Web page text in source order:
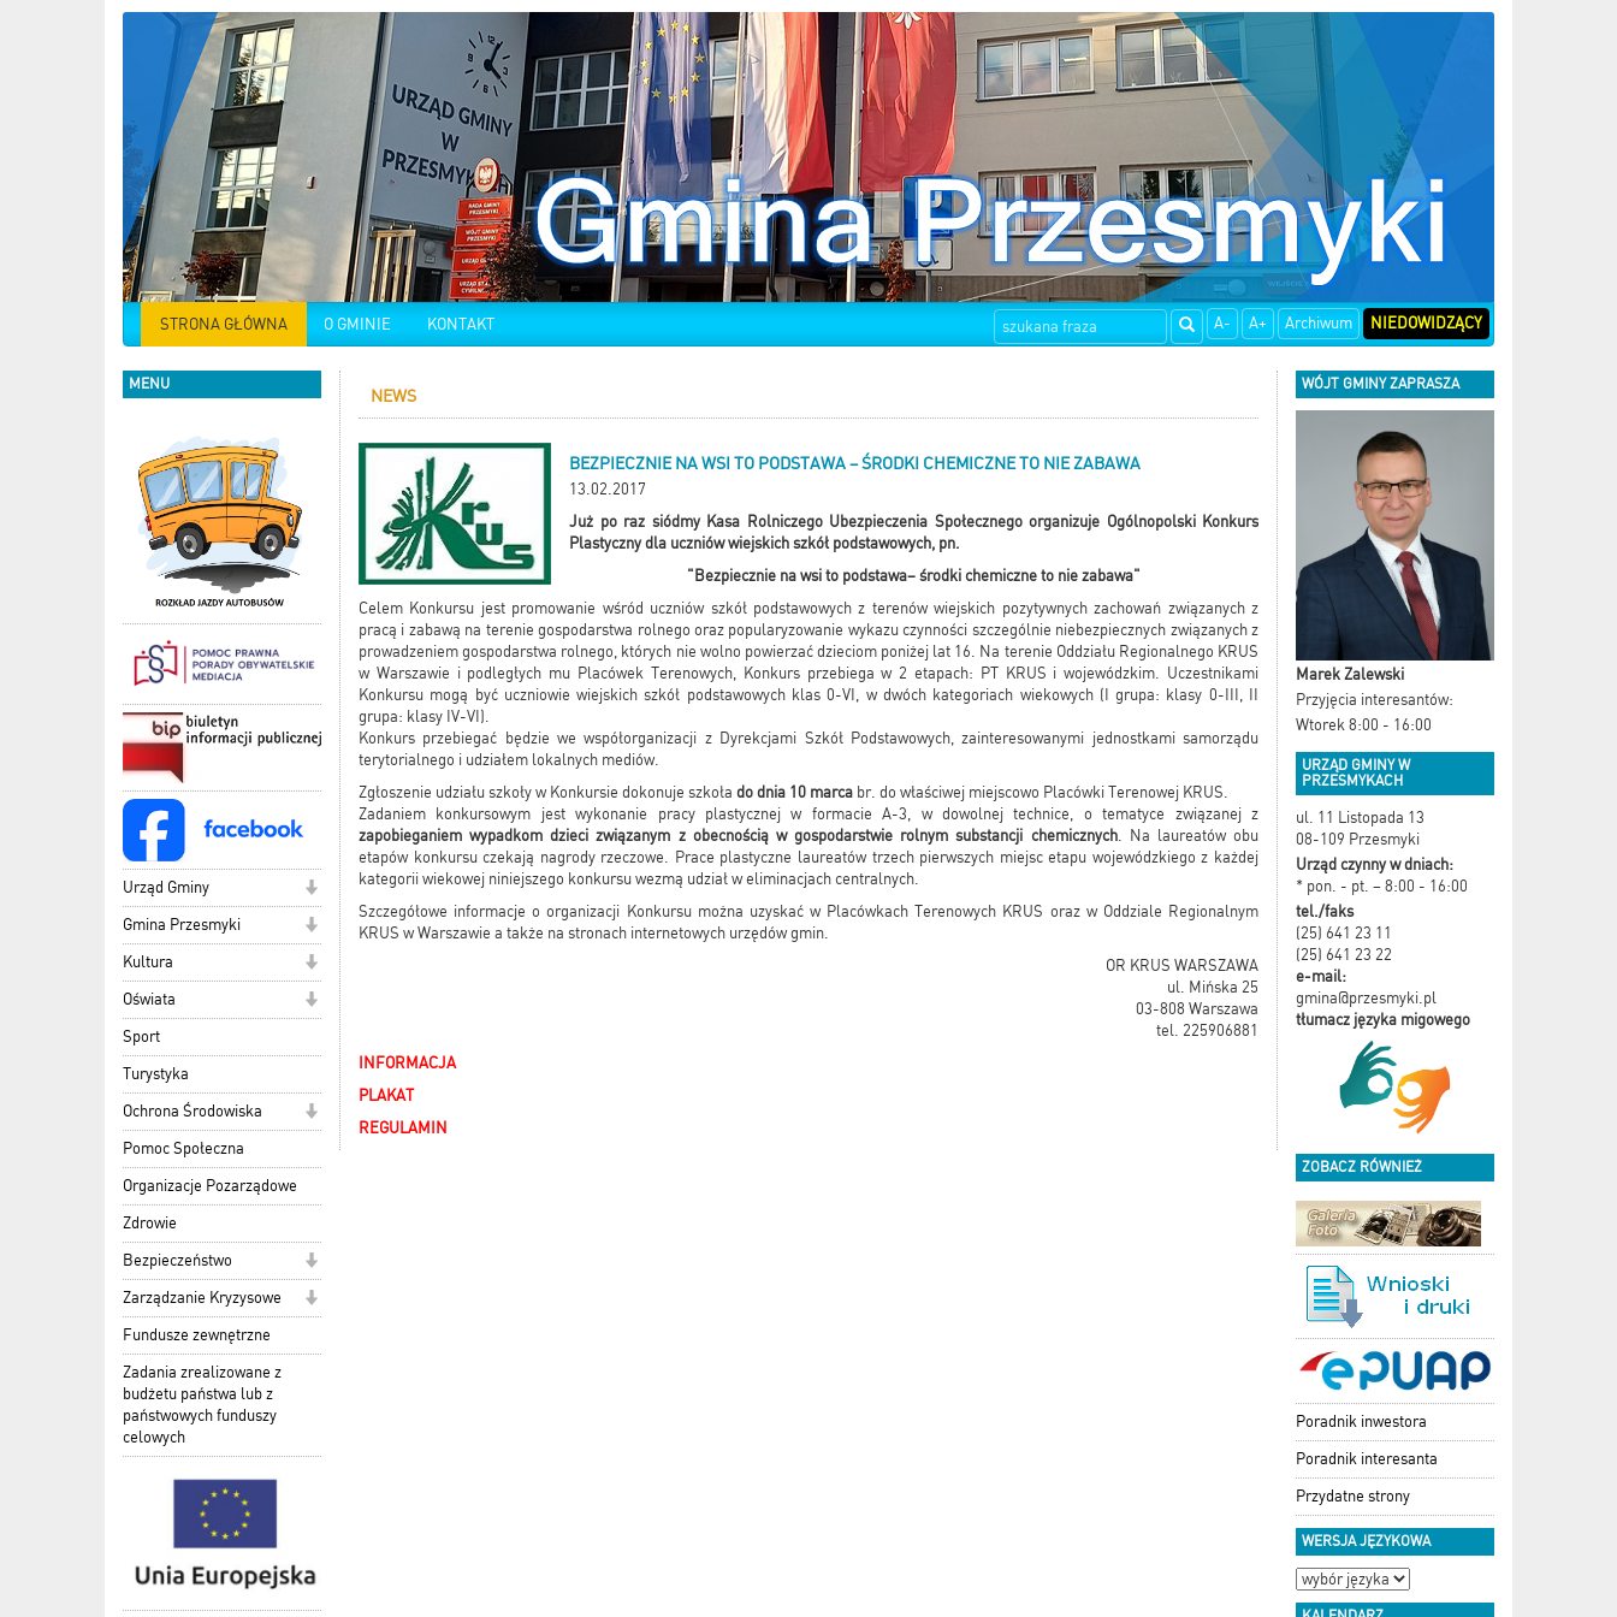
STRONA GŁÓWNA O GMINIE KONTAKT A- A+ Archiwum NIEDOWIDZĄCY
MENU
Urząd Gminy
Gmina Przesmyki
Kultura
Oświata
Sport
Turystyka
Ochrona Środowiska
Pomoc Społeczna
Organizacje Pozarządowe
Zdrowie
Bezpieczeństwo
Zarządzanie Kryzysowe
Fundusze zewnętrzne
Zadania zrealizowane z
budżetu państwa lub z
państwowych funduszy
celowych
NEWS
BEZPIECZNIE NA WSI TO PODSTAWA – ŚRODKI CHEMICZNE TO NIE ZABAWA
13.02.2017
Już po raz siódmy Kasa Rolniczego Ubezpieczenia Społecznego organizuje Ogólnopolski Konkurs
Plastyczny dla uczniów wiejskich szkół podstawowych, pn.
"Bezpiecznie na wsi to podstawa– środki chemiczne to nie zabawa"
Celem Konkursu jest promowanie wśród uczniów szkół podstawowych z terenów wiejskich pozytywnych zachowań związanych z
pracą i zabawą na terenie gospodarstwa rolnego oraz popularyzowanie wykazu czynności szczególnie niebezpiecznych związanych z
prowadzeniem gospodarstwa rolnego, których nie wolno powierzać dzieciom poniżej lat 16. Na terenie Oddziału Regionalnego KRUS
w Warszawie i podległych mu Placówek Terenowych, Konkurs przebiega w 2 etapach: PT KRUS i wojewódzkim. Uczestnikami
Konkursu mogą być uczniowie wiejskich szkół podstawowych klas 0-VI, w dwóch kategoriach wiekowych (I grupa: klasy 0-III, II
grupa: klasy IV-VI).
Konkurs przebiegać będzie we współorganizacji z Dyrekcjami Szkół Podstawowych, zainteresowanymi jednostkami samorządu
terytorialnego i udziałem lokalnych mediów.
Zgłoszenie udziału szkoły w Konkursie dokonuje szkoła do dnia 10 marca br. do właściwej miejscowo Placówki Terenowej KRUS.
Zadaniem konkursowym jest wykonanie pracy plastycznej w formacie A-3, w dowolnej technice, o tematyce związanej z
zapobieganiem wypadkom dzieci związanym z obecnością w gospodarstwie rolnym substancji chemicznych. Na laureatów obu
etapów konkursu czekają nagrody rzeczowe. Prace plastyczne laureatów trzech pierwszych miejsc etapu wojewódzkiego z każdej
kategorii wiekowej niniejszego konkursu wezmą udział w eliminacjach centralnych.
Szczegółowe informacje o organizacji Konkursu można uzyskać w Placówkach Terenowych KRUS oraz w Oddziale Regionalnym
KRUS w Warszawie a także na stronach internetowych urzędów gmin.
OR KRUS WARSZAWA
ul. Mińska 25
03-808 Warszawa
tel. 225906881
INFORMACJA
PLAKAT
REGULAMIN
WÓJT GMINY ZAPRASZA
Marek Zalewski
Przyjęcia interesantów:
Wtorek 8:00 - 16:00
URZĄD GMINY W
PRZESMYKACH
ul. 11 Listopada 13
08-109 Przesmyki
Urząd czynny w dniach:
* pon. - pt. – 8:00 - 16:00
tel./faks
(25) 641 23 11
(25) 641 23 22
e-mail:
gmina@przesmyki.pl
tłumacz języka migowego
ZOBACZ RÓWNIEŻ
Poradnik inwestora
Poradnik interesanta
Przydatne strony
WERSJA JĘZYKOWA